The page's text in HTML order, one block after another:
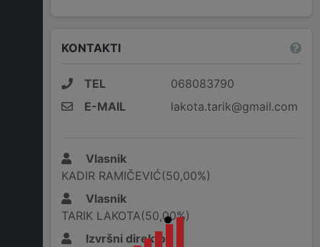
KONTAKTI
TEL
068083790
E-MAIL
lakota.tarik@gmail.com
Vlasnik
KADIR RAMIČEVIĆ(50,00%)
Vlasnik
TARIK LAKOTA(50,00%)
Izvršni direktor